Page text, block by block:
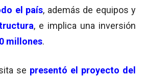
el país, además de equipos y
, e implica una inversión
millones.
se presentó el proyecto del